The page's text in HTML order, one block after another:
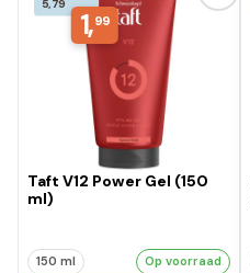
1,99
Taft V12 Power Gel (150
ml)
150 ml Op voorraad